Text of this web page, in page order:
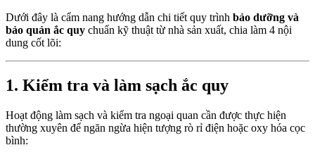
Dưới đây là cẩm nang hướng dẫn chi tiết quy trình bảo dưỡng và
bảo quản ắc quy chuẩn kỹ thuật từ nhà sản xuất, chia làm 4 nội
dung cốt lõi:
1. Kiểm tra và làm sạch ắc quy
Hoạt động làm sạch và kiểm tra ngoại quan cần được thực hiện
thường xuyên để ngăn ngừa hiện tượng rò rỉ điện hoặc oxy hóa cọc
bình: